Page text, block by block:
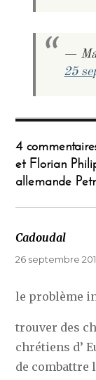
—
25
4
et Florian
allemande
Cadoudal
26 septembre
le problème
trouver des
chrétiens d’
de combattre